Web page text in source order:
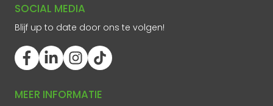
SOCIAL MEDIA
Blijf up to date door ons te volgen!
MEER INFORMATIE